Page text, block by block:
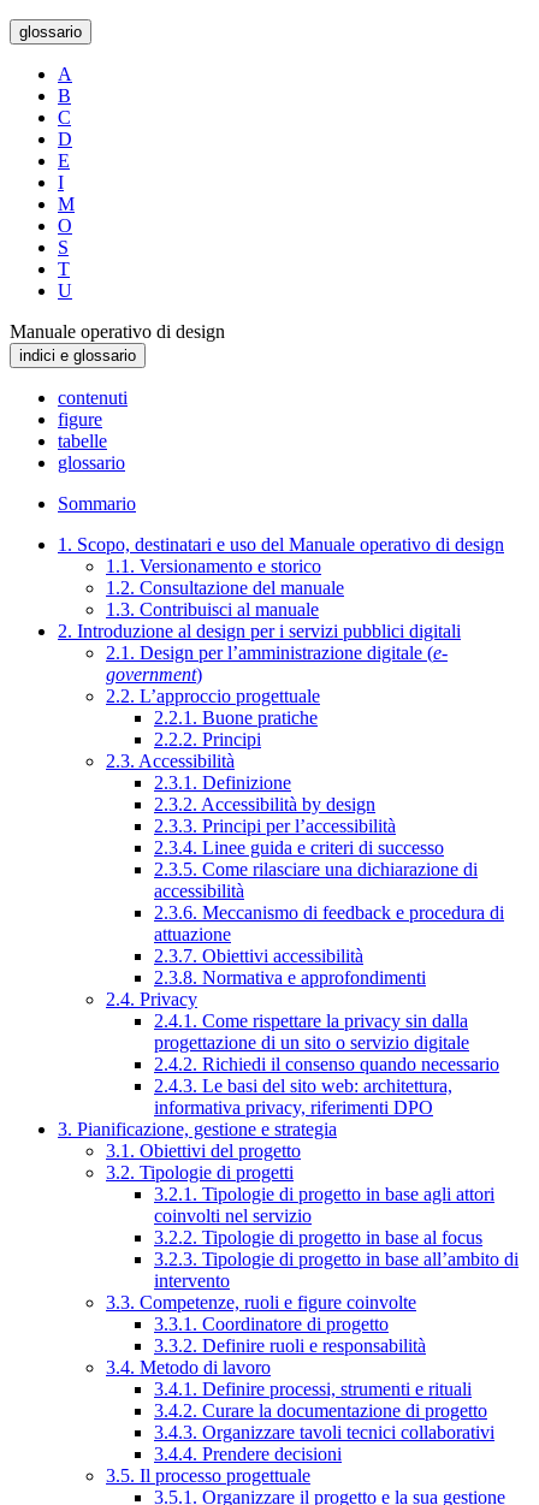
glossario
A
B
C
D
E
I
M
O
S
T
U
Manuale operativo di design
indici e glossario
contenuti
figure
tabelle
glossario
Sommario
1. Scopo, destinatari e uso del Manuale operativo di design
1.1. Versionamento e storico
1.2. Consultazione del manuale
1.3. Contribuisci al manuale
2. Introduzione al design per i servizi pubblici digitali
2.1. Design per l’amministrazione digitale (e-
government)
2.2. L’approccio progettuale
2.2.1. Buone pratiche
2.2.2. Principi
2.3. Accessibilità
2.3.1. Definizione
2.3.2. Accessibilità by design
2.3.3. Principi per l’accessibilità
2.3.4. Linee guida e criteri di successo
2.3.5. Come rilasciare una dichiarazione di
accessibilità
2.3.6. Meccanismo di feedback e procedura di
attuazione
2.3.7. Obiettivi accessibilità
2.3.8. Normativa e approfondimenti
2.4. Privacy
2.4.1. Come rispettare la privacy sin dalla
progettazione di un sito o servizio digitale
2.4.2. Richiedi il consenso quando necessario
2.4.3. Le basi del sito web: architettura,
informativa privacy, riferimenti DPO
3. Pianificazione, gestione e strategia
3.1. Obiettivi del progetto
3.2. Tipologie di progetti
3.2.1. Tipologie di progetto in base agli attori
coinvolti nel servizio
3.2.2. Tipologie di progetto in base al focus
3.2.3. Tipologie di progetto in base all’ambito di
intervento
3.3. Competenze, ruoli e figure coinvolte
3.3.1. Coordinatore di progetto
3.3.2. Definire ruoli e responsabilità
3.4. Metodo di lavoro
3.4.1. Definire processi, strumenti e rituali
3.4.2. Curare la documentazione di progetto
3.4.3. Organizzare tavoli tecnici collaborativi
3.4.4. Prendere decisioni
3.5. Il processo progettuale
3.5.1. Organizzare il progetto e la sua gestione